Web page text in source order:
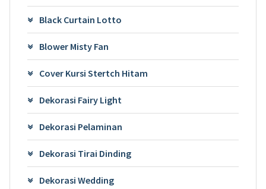
Black Curtain Lotto
Blower Misty Fan
Cover Kursi Stertch Hitam
Dekorasi Fairy Light
Dekorasi Pelaminan
Dekorasi Tirai Dinding
Dekorasi Wedding